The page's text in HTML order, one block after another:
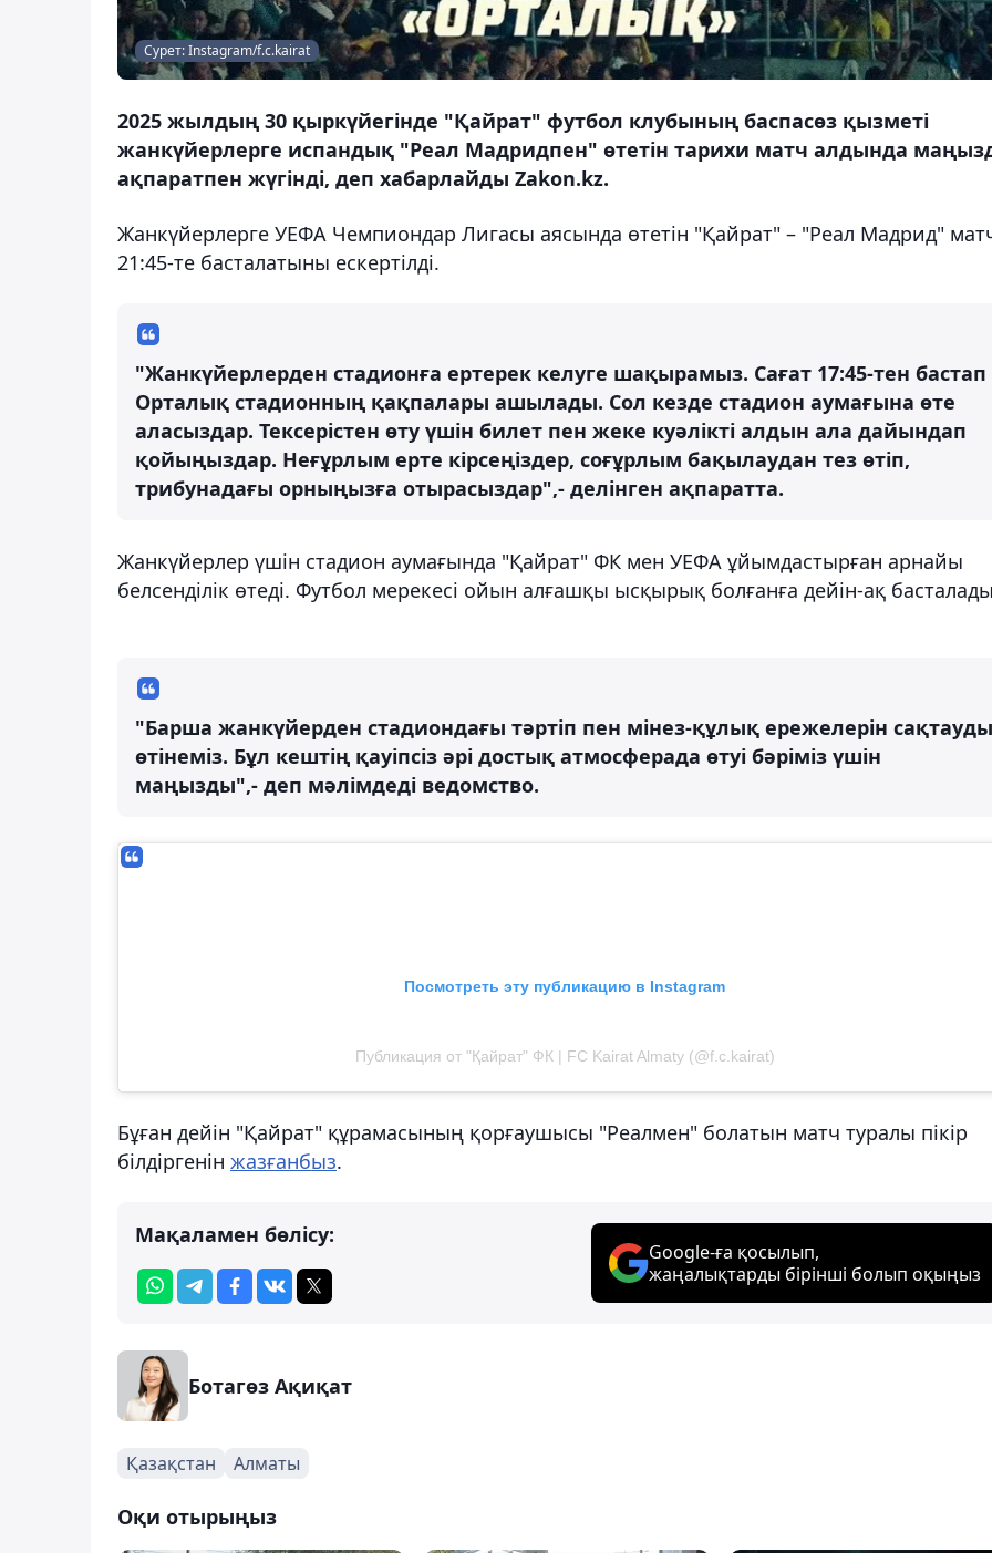
Сурет: Instagram/f.c.kairat
2025 жылдың 30 қыркүйегінде "Қайрат" футбол клубының баспасөз қызметі
жанкүйерлерге испандық "Реал Мадридпен" өтетін тарихи матч алдында
ақпаратпен жүгінді, деп хабарлайды Zakon.kz.
Жанкүйерлерге УЕФА Чемпиондар Лигасы аясында өтетін "Қайрат" – "Реал Мадрид"
21:45-те басталатыны ескертілді.
"Жанкүйерлерден стадионға ертерек келуге шақырамыз. Сағат 17:45-тен бастап
Орталық стадионның қақпалары ашылады. Сол кезде стадион аумағына өте
аласыздар. Тексерістен өту үшін билет пен жеке куәлікті алдын ала дайындап
қойыңыздар. Неғұрлым ерте кірсеңіздер, соғұрлым бақылаудан тез өтіп,
трибунадағы орныңызға отырасыздар",- делінген ақпаратта.
Жанкүйерлер үшін стадион аумағында "Қайрат" ФК мен УЕФА ұйымдастырған арнайы
белсенділік өтеді. Футбол мерекесі ойын алғашқы ысқырық болғанға дейін-ақ
"Барша жанкүйерден стадиондағы тәртіп пен мінез-құлық ережелерін сақтауды
өтінеміз. Бұл кештің қауіпсіз әрі достық атмосферада өтуі бәріміз үшін
маңызды",- деп мәлімдеді ведомство.
Посмотреть эту публикацию в Instagram
Публикация от "Қайрат" ФК | FC Kairat Almaty (@f.c.kairat)
Бұған дейін "Қайрат" құрамасының қорғаушысы "Реалмен" болатын матч туралы пікір
білдіргенін жазғанбыз.
Мақаламен бөлісу:
Google-ға қосылып,
жаңалықтарды бірінші болып оқыңыз
Ботагөз Ақиқат
Қазақстан Алматы
Оқи отырыңыз